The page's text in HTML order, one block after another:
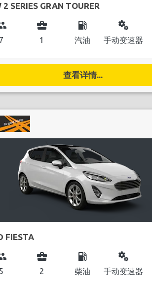
2 SERIES GRAN TOURER
7
business_center
1
local_gas_station
汽油
miscellaneous_services
手动变速器
查看详情...
FIESTA
5
business_center
2
local_gas_station
柴油
miscellaneous_services
手动变速器